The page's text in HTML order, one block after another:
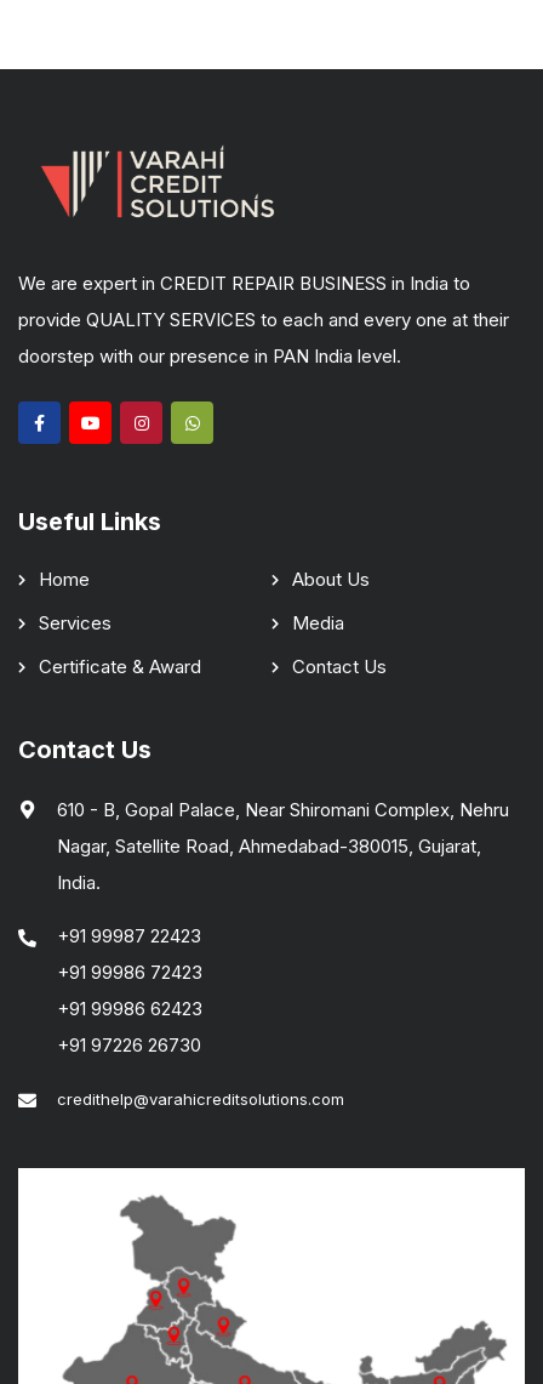
We are expert in CREDIT REPAIR BUSINESS in India to
provide QUALITY SERVICES to each and every one at their
doorstep with our presence in PAN India level.
Useful Links
Home
About Us
Services
Media
Certificate & Award
Contact Us
Contact Us
610 - B, Gopal Palace, Near Shiromani Complex, Nehru
Nagar, Satellite Road, Ahmedabad-380015, Gujarat,
India.
+91 99987 22423
+91 99986 72423
+91 99986 62423
+91 97226 26730
credithelp@varahicreditsolutions.com